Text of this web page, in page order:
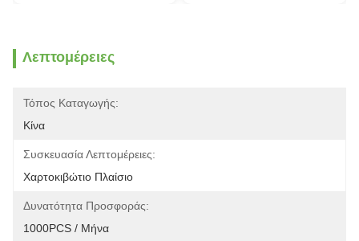
Λεπτομέρειες
Τόπος Καταγωγής:
Κίνα
Συσκευασία Λεπτομέρειες:
Χαρτοκιβώτιο Πλαίσιο
Δυνατότητα Προσφοράς:
1000PCS / Μήνα